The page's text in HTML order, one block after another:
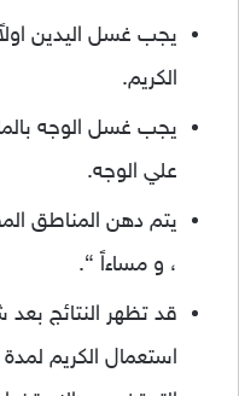
يجب غسل اليدين
الكريم.
يجب غسل الوجه
علي الوجه.
يتم دهن المناطق
، و مساءاً “.
قد تظهر النتائج